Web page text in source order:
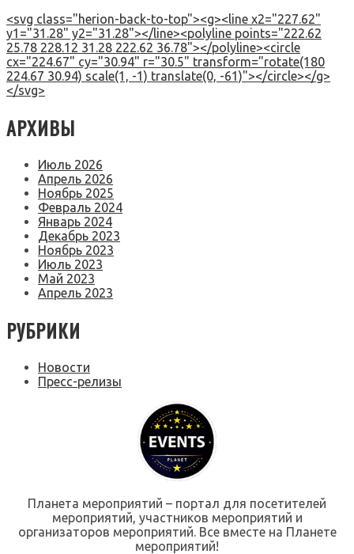
<svg class="herion-back-to-top"><g><line x2="227.62"
y1="31.28" y2="31.28"></line><polyline points="222.62
25.78 228.12 31.28 222.62 36.78"></polyline><circle
cx="224.67" cy="30.94" r="30.5" transform="rotate(180
224.67 30.94) scale(1, -1) translate(0, -61)"></circle></g>
</svg>
АРХИВЫ
Июль 2026
Апрель 2026
Ноябрь 2025
Февраль 2024
Январь 2024
Декабрь 2023
Ноябрь 2023
Июль 2023
Май 2023
Апрель 2023
РУБРИКИ
Новости
Пресс-релизы
Планета мероприятий – портал для посетителей
мероприятий, участников мероприятий и
организаторов мероприятий. Все вместе на Планете
мероприятий!